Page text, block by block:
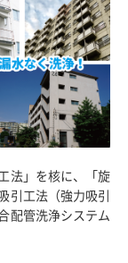
法」を核に、「旋
引工法（強力吸引
配管洗浄システム